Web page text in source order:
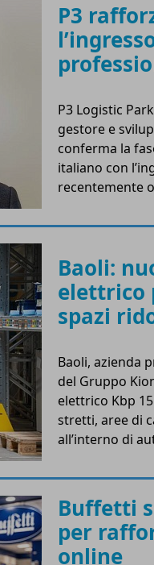
P3
P3 Logistic
gestore e
conferma la
italiano con
recentemente
Baoli:
elettrico
spazi
Baoli, azienda
del Gruppo
elettrico Kbp
stretti, aree di
all’interno di
Buffetti
per
online